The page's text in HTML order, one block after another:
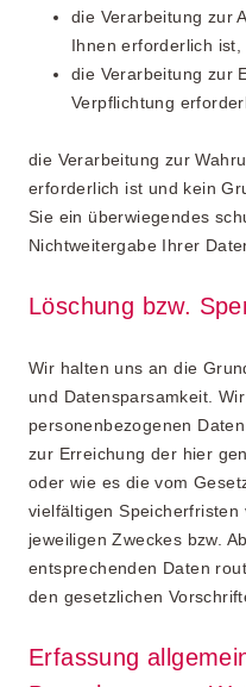
die Verarbeitung zur
Ihnen erforderlich ist,
die Verarbeitung zur
Verpflichtung
die Verarbeitung zur
erforderlich ist und kein
Sie ein überwiegendes
Nichtweitergabe Ihrer
Löschung bzw.
Wir halten uns an die
und Datensparsamkeit.
personenbezogenen
zur Erreichung der hier
oder wie es die vom
vielfältigen
jeweiligen Zweckes bzw.
entsprechenden Daten
den gesetzlichen
Erfassung